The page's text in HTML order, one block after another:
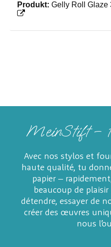
Produkt: Gelly Roll Glaze
MeinStift –
Avec nos stylos et
haute qualité, tu
papier –
beaucoup de
détendre, essayer de
créer des œuvres
nous